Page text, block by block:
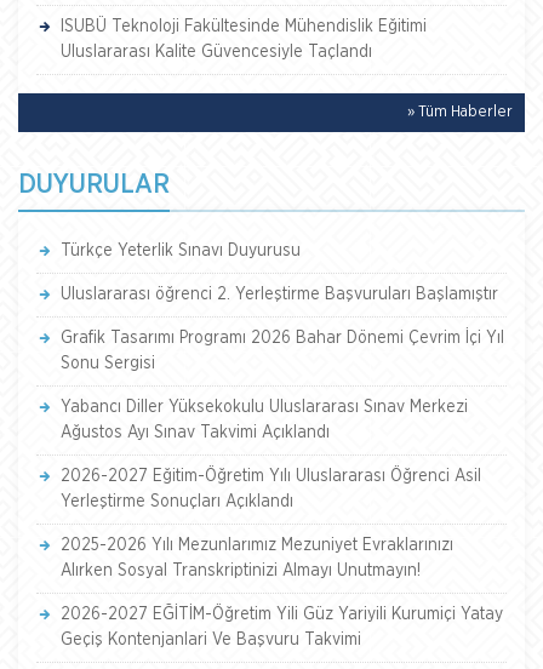
ISUBÜ Teknoloji Fakültesinde Mühendislik Eğitimi
Uluslararası Kalite Güvencesiyle Taçlandı
» Tüm Haberler
DUYURULAR
Türkçe Yeterlik Sınavı Duyurusu
Uluslararası öğrenci 2. Yerleştirme Başvuruları Başlamıştır
Grafik Tasarımı Programı 2026 Bahar Dönemi Çevrim İçi Yıl
Sonu Sergisi
Yabancı Diller Yüksekokulu Uluslararası Sınav Merkezi
Ağustos Ayı Sınav Takvimi Açıklandı
2026-2027 Eğitim-Öğretim Yılı Uluslararası Öğrenci Asil
Yerleştirme Sonuçları Açıklandı
2025-2026 Yılı Mezunlarımız Mezuniyet Evraklarınızı
Alırken Sosyal Transkriptinizi Almayı Unutmayın!
2026-2027 EĞİTİM-Öğretim Yili Güz Yariyili Kurumiçi Yatay
Geçiş Kontenjanlari Ve Başvuru Takvimi